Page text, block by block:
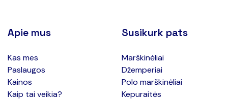
Apie mus
Kas mes
Paslaugos
Kainos
Kaip tai veikia?
Susikurk pats
Marškinėliai
Džemperiai
Polo marškinėliai
Kepuraitės